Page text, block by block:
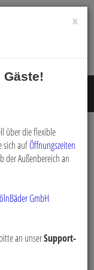
×
über die flexible
sich aufÖffnungszeiten
der Außenbereich an
GmbH
an unserSupport-